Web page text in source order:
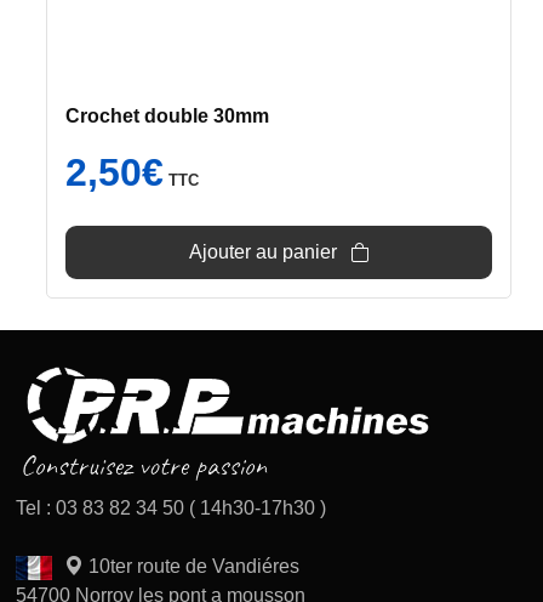
Crochet double 30mm
2,50€ TTC
Ajouter au panier
Tel : 03 83 82 34 50 ( 14h30-17h30 )
10ter route de Vandiéres
54700 Norroy les pont a mousson